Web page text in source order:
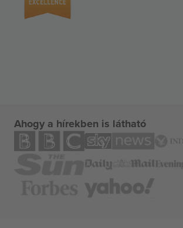
Ahogy a hírekben is látható